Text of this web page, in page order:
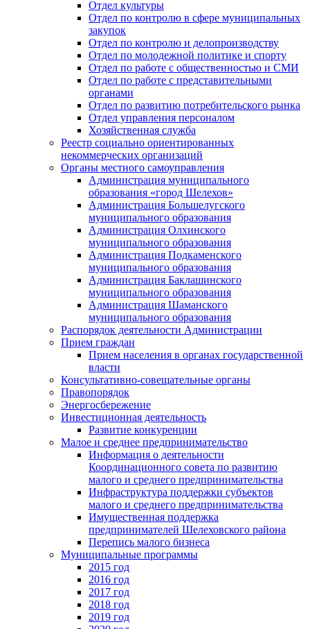
Отдел культуры
Отдел по контролю в сфере муниципальных
закупок
Отдел по контролю и делопроизводству
Отдел по молодежной политике и спорту
Отдел по работе с общественностью и СМИ
Отдел по работе с представительными
органами
Отдел по развитию потребительского рынка
Отдел управления персоналом
Хозяйственная служба
Реестр социально ориентированных
некоммерческих организаций
Органы местного самоуправления
Администрация муниципального
образования «город Шелехов»
Администрация Большелугского
муниципального образования
Администрация Олхинского
муниципального образования
Администрация Подкаменского
муниципального образования
Администрация Баклашинского
муниципального образования
Администрация Шаманского
муниципального образования
Распорядок деятельности Администрации
Прием граждан
Прием населения в органах государственной
власти
Консультативно-совещательные органы
Правопорядок
Энергосбережение
Инвестиционная деятельность
Развитие конкуренции
Малое и среднее предпринимательство
Информация о деятельности
Координационного совета по развитию
малого и среднего предпринимательства
Инфраструктура поддержки субъектов
малого и среднего предпринимательства
Имущественная поддержка
предпринимателей Шелеховского района
Перепись малого бизнеса
Муниципальные программы
2015 год
2016 год
2017 год
2018 год
2019 год